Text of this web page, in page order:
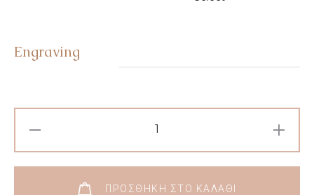
Engraving
ΠΡΟΣΘΉΚΗ ΣΤΟ ΚΑΛΆΘΙ